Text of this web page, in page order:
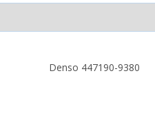
Denso 447190-9380